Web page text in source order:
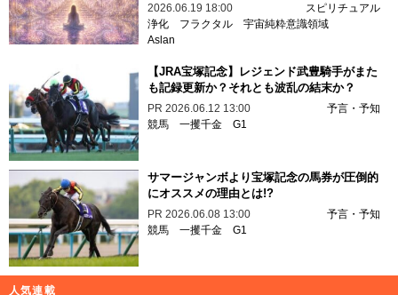
2026.06.19 18:00
スピリチュアル
浄化
フラクタル 宇宙純粋意識領域
Aslan
【JRA宝塚記念】レジェンド武豊騎手がまた
も記録更新か？それとも波乱の結末か？
PR 2026.06.12 13:00
予言・予知
競馬 一攫千金 G1
サマージャンボより宝塚記念の馬券が圧倒的
にオススメの理由とは!?
PR 2026.06.08 13:00
予言・予知
競馬 一攫千金 G1
人気連載